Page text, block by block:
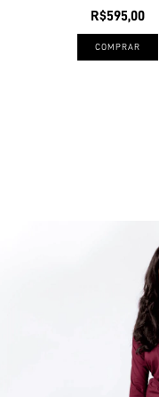
R$595,00
COMPRAR